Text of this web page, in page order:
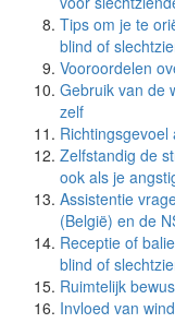
Tips om je te
blind of
Vooroordelen
Gebruik van de
zelf
Zelfstandig de
ook als je
Assistentie
(België) en de
Receptie of
blind of
Ruimtelijk
Invloed van